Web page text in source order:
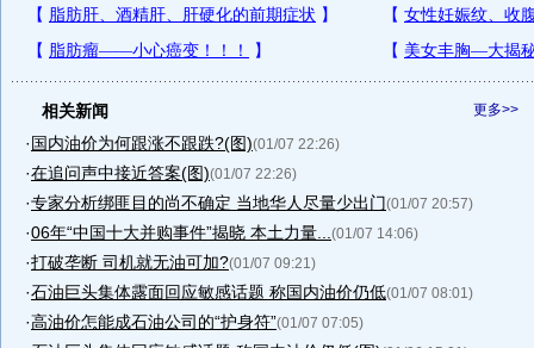
更多>>
相关新闻
·国内油价为何跟涨不跟跌?(图)(01/07 22:26)
·在追问声中接近答案(图)(01/07 22:26)
·专家分析绑匪目的尚不确定 当地华人尽量少出门(01/07 20:57)
·06年“中国十大并购事件”揭晓 本土力量... (01/07 14:06)
·打破垄断 司机就无油可加?(01/07 09:21)
·石油巨头集体露面回应敏感话题 称国内油价仍低(01/07 08:01)
·高油价怎能成石油公司的“护身符”(01/07 07:05)